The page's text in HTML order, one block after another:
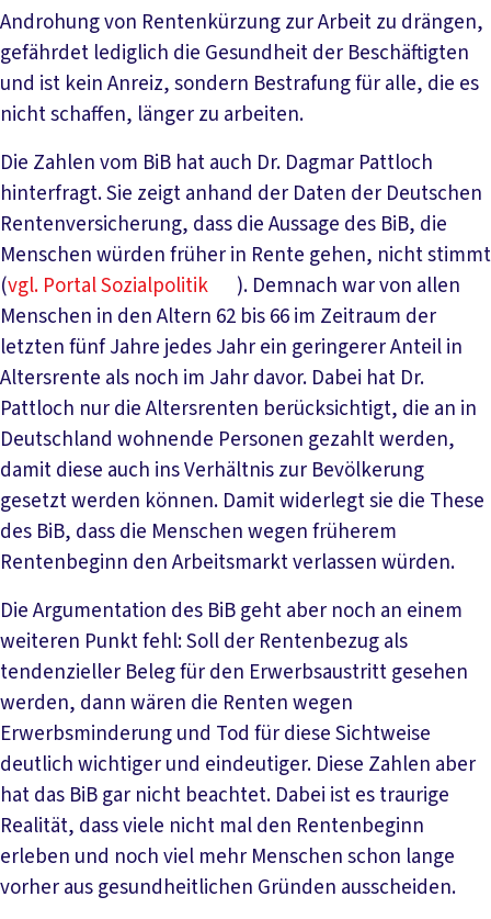
Androhung von Rentenkürzung zur Arbeit zu drängen,
gefährdet lediglich die Gesundheit der Beschäftigten
und ist kein Anreiz, sondern Bestrafung für alle, die es
nicht schaffen, länger zu arbeiten.
Die Zahlen vom BiB hat auch Dr. Dagmar Pattloch
hinterfragt. Sie zeigt anhand der Daten der Deutschen
Rentenversicherung, dass die Aussage des BiB, die
Menschen würden früher in Rente gehen, nicht stimmt
(vgl. Portal Sozialpolitik
). Demnach war von allen
Menschen in den Altern 62 bis 66 im Zeitraum der
letzten fünf Jahre jedes Jahr ein geringerer Anteil in
Altersrente als noch im Jahr davor. Dabei hat Dr.
Pattloch nur die Altersrenten berücksichtigt, die an in
Deutschland wohnende Personen gezahlt werden,
damit diese auch ins Verhältnis zur Bevölkerung
gesetzt werden können. Damit widerlegt sie die These
des BiB, dass die Menschen wegen früherem
Rentenbeginn den Arbeitsmarkt verlassen würden.
Die Argumentation des BiB geht aber noch an einem
weiteren Punkt fehl: Soll der Rentenbezug als
tendenzieller Beleg für den Erwerbsaustritt gesehen
werden, dann wären die Renten wegen
Erwerbsminderung und Tod für diese Sichtweise
deutlich wichtiger und eindeutiger. Diese Zahlen aber
hat das BiB gar nicht beachtet. Dabei ist es traurige
Realität, dass viele nicht mal den Rentenbeginn
erleben und noch viel mehr Menschen schon lange
vorher aus gesundheitlichen Gründen ausscheiden.